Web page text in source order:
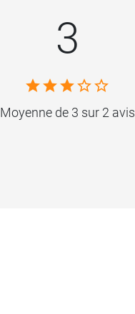
3
Moyenne de 3 sur 2 avis